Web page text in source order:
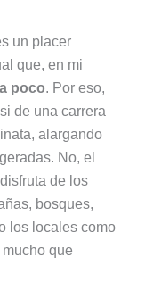
un placer
que, en mi
poco. Por eso,
de una carrera
alargando
No, el
de los
bosques,
los locales como
que